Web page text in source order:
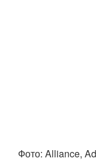
Фото: Alliance,